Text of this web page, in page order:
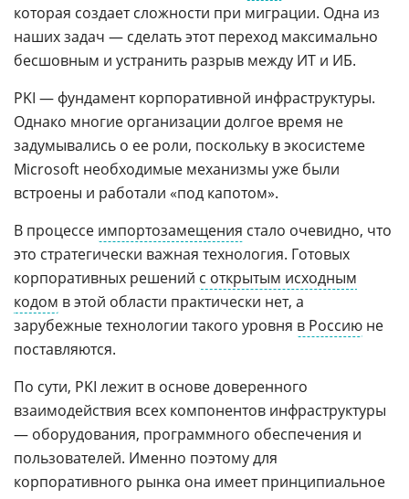
которая создает сложности при миграции. Одна из
наших задач — сделать этот переход максимально
бесшовным и устранить разрыв между ИТ и ИБ.
PKI — фундамент корпоративной инфраструктуры.
Однако многие организации долгое время не
задумывались о ее роли, поскольку в экосистеме
Microsoft необходимые механизмы уже были
встроены и работали «под капотом».
В процессе импортозамещения стало очевидно, что
это стратегически важная технология. Готовых
корпоративных решений с открытым исходным
кодом в этой области практически нет, а
зарубежные технологии такого уровня в Россию не
поставляются.
По сути, PKI лежит в основе доверенного
взаимодействия всех компонентов инфраструктуры
— оборудования, программного обеспечения и
пользователей. Именно поэтому для
корпоративного рынка она имеет принципиальное